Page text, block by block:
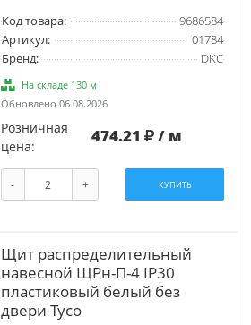
Код товара:
9686584
Артикул:
01784
Бренд:
DKC
На складе 130 м
Обновлено 06.08.2026
Розничная
цена:
474.21 / м
- + КУПИТЬ
Щит распределительный
навесной ЩРн-П-4 IP30
пластиковый белый без
двери Тусо